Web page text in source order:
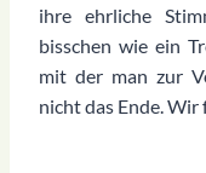
ihre ehrliche
bisschen wie ein
mit der man zur
nicht das Ende. Wir